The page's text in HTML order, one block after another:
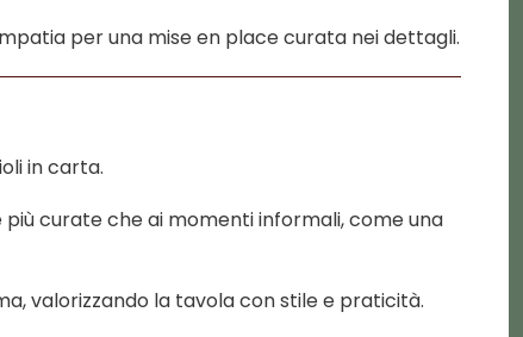
per una mise en place curata nei dettagli.
in carta.
curate che ai momenti informali, come una
valorizzando la tavola con stile e praticità.